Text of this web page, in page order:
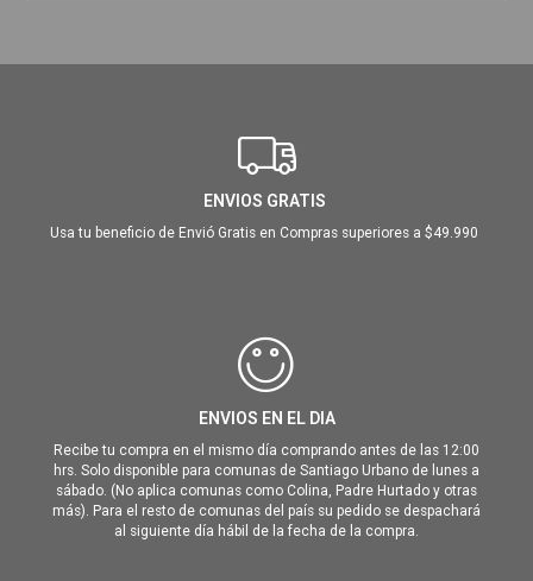
ENVIOS GRATIS
Usa tu beneficio de Envió Gratis en Compras superiores a $49.990
ENVIOS EN EL DIA
Recibe tu compra en el mismo día comprando antes de las 12:00
hrs. Solo disponible para comunas de Santiago Urbano de lunes a
sábado. (No aplica comunas como Colina, Padre Hurtado y otras
más). Para el resto de comunas del país su pedido se despachará
al siguiente día hábil de la fecha de la compra.